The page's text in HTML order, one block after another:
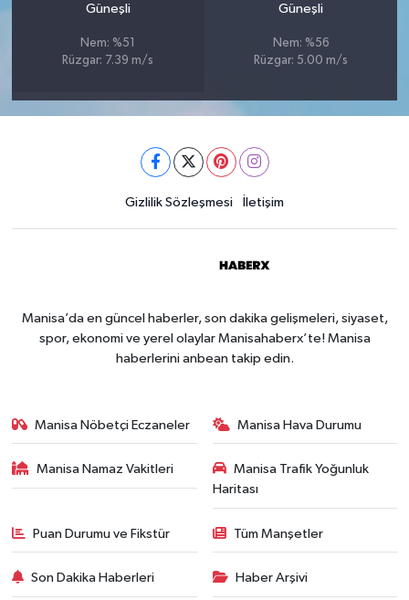
Güneşli
Nem: %51
Rüzgar: 7.39 m/s
Güneşli
Nem: %56
Rüzgar: 5.00 m/s
Gizlilik Sözleşmesi İletişim
Manisa’da en güncel haberler, son dakika gelişmeleri, siyaset,
spor, ekonomi ve yerel olaylar Manisahaberx’te! Manisa
haberlerini anbean takip edin.
Manisa Nöbetçi Eczaneler Manisa Hava Durumu
Manisa Namaz Vakitleri
Manisa Trafik Yoğunluk
Haritası
Puan Durumu ve Fikstür Tüm Manşetler
Son Dakika Haberleri Haber Arşivi